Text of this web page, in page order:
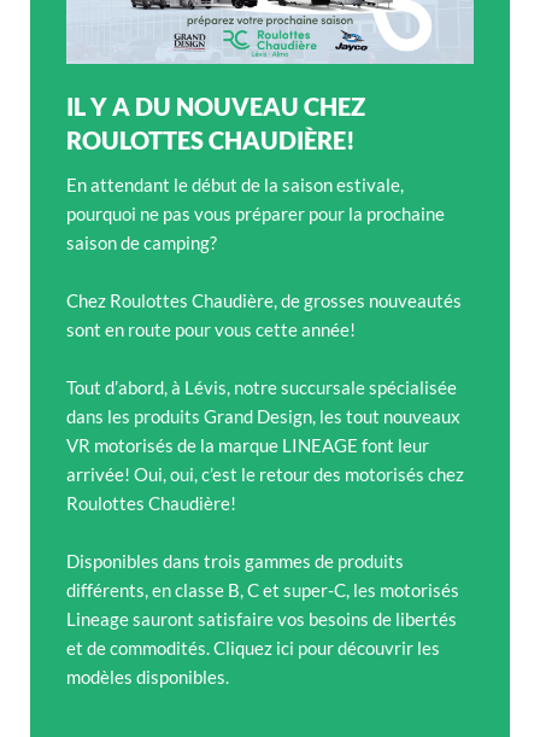
IL Y A DU NOUVEAU CHEZ
ROULOTTES CHAUDIÈRE!
En attendant le début de la saison estivale,
pourquoi ne pas vous préparer pour la prochaine
saison de camping?
Chez Roulottes Chaudière, de grosses nouveautés
sont en route pour vous cette année!
Tout d’abord, à Lévis, notre succursale spécialisée
dans les produits Grand Design, les tout nouveaux
VR motorisés de la marque LINEAGE font leur
arrivée! Oui, oui, c’est le retour des motorisés chez
Roulottes Chaudière!
Disponibles dans trois gammes de produits
différents, en classe B, C et super-C, les motorisés
Lineage sauront satisfaire vos besoins de libertés
et de commodités. Cliquez ici pour découvrir les
modèles disponibles.